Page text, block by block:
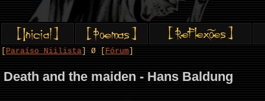
Paraíso Niilista ] Ø [ Fórum
Death and the maiden - Hans Baldung